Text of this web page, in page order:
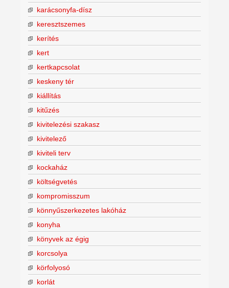
karácsonyfa-dísz
keresztszemes
kerítés
kert
kertkapcsolat
keskeny tér
kiállítás
kitűzés
kivitelezési szakasz
kivitelező
kiviteli terv
kockaház
költségvetés
kompromisszum
könnyűszerkezetes lakóház
konyha
könyvek az égig
korcsolya
körfolyosó
korlát